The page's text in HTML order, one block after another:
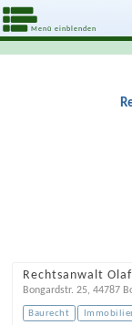
Menü einblenden
Rechtsanwalt Olaf
Bongardstr. 25, 44787
Baurecht